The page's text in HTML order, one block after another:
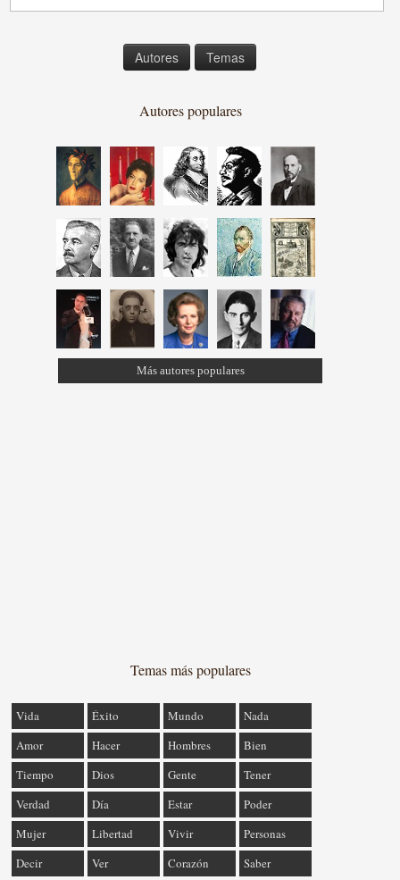
Autores Temas
Autores populares
Más autores populares
Temas más populares
Vida Éxito Mundo
Nada
Amor
Hacer Hombres
Bien
Tiempo
Dios Gente
Tener
Verdad
Día Estar
Poder
Mujer
Libertad Vivir
Personas
Decir
Ver Corazón Saber